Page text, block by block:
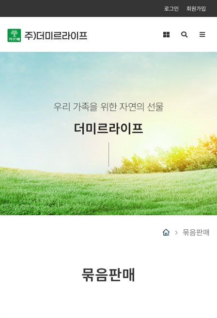
로그인 회원가입
우리 가족을 위한 자연의 선물
더미르라이프
묶음판매
묶음판매